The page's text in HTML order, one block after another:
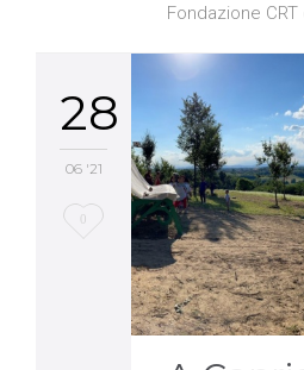
Fondazione
28
06 '21
Love
0